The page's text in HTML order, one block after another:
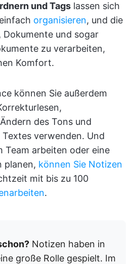
und Tags lassen sich
organisieren, und die
und sogar
zu verarbeiten,
Komfort.
können Sie außerdem
des Tons und
verwenden. Und
Team arbeiten oder eine
planen, können Sie Notizen
mit bis zu 100
.
Notizen haben in
große Rolle gespielt. Im